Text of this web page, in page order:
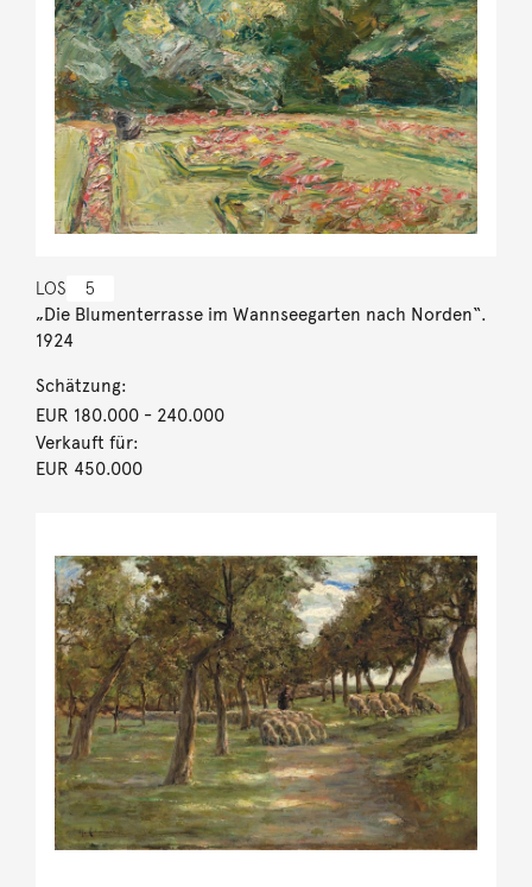
LOS 5
„Die Blumenterrasse im Wannseegarten nach Norden“.
1924
Schätzung:
EUR 180.000- 240.000
Verkauft für:
EUR 450.000